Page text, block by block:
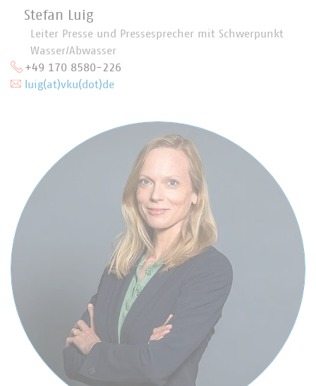
Stefan Luig
Leiter Presse und Pressesprecher mit Schwerpunkt
Wasser/Abwasser
+49 170 8580-226
luig(at)vku(dot)de